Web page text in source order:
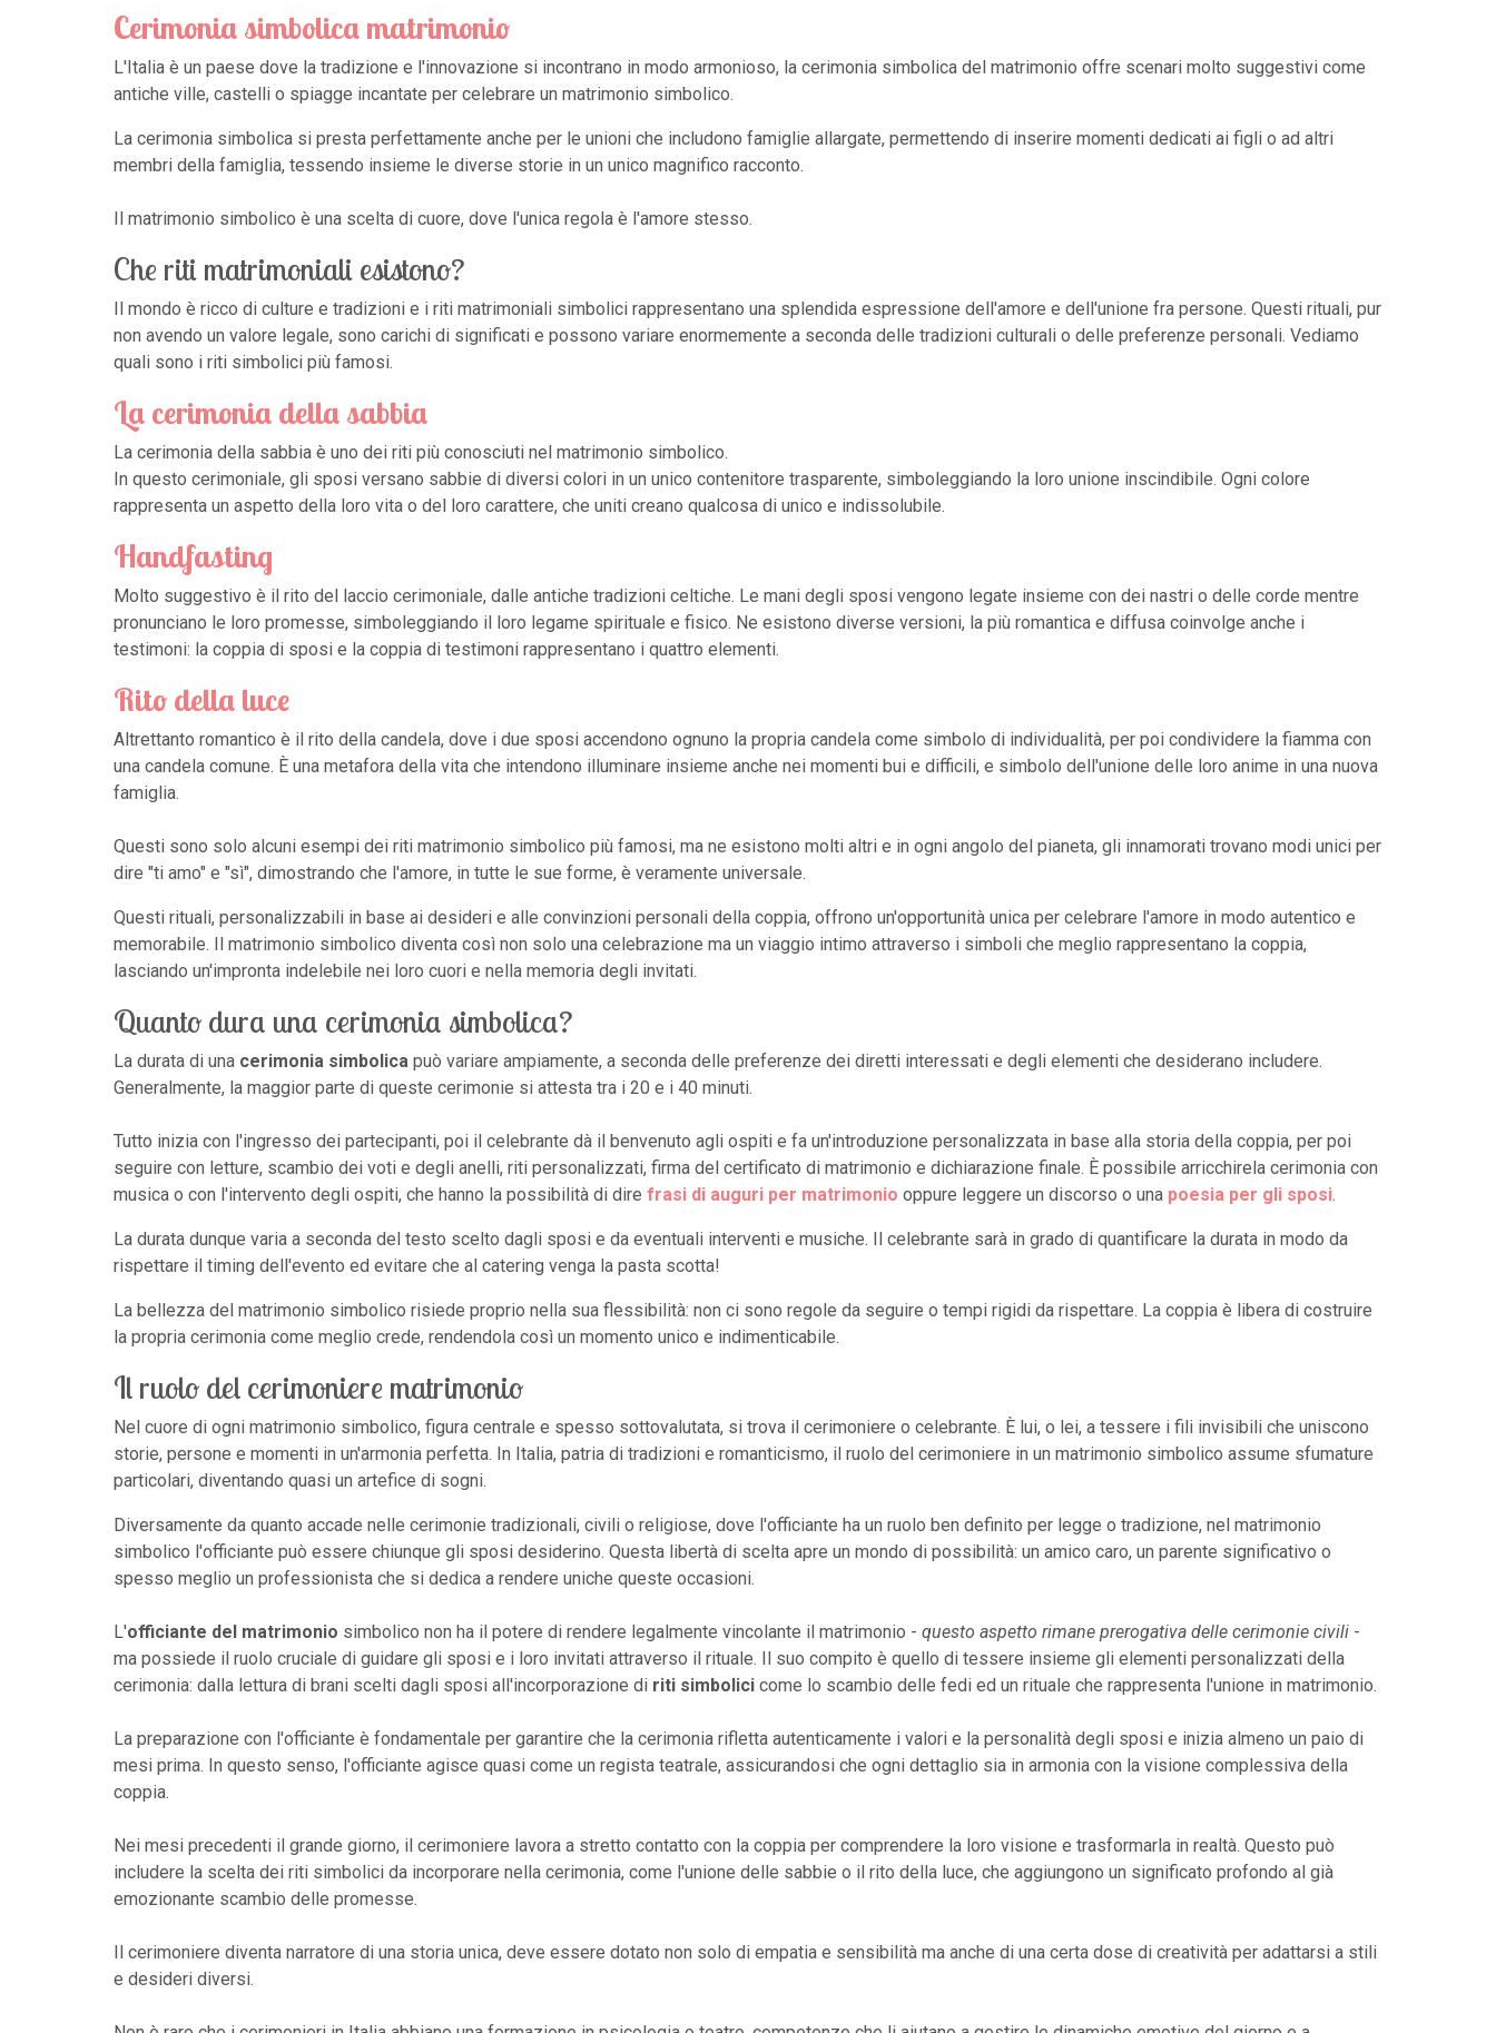
Cerimonia simbolica matrimonio
L'Italia è un paese dove la tradizione e l'innovazione si incontrano in modo armonioso, la cerimonia simbolica del matrimonio offre scenari molto suggestivi come
antiche ville, castelli o spiagge incantate per celebrare un matrimonio simbolico.
La cerimonia simbolica si presta perfettamente anche per le unioni che includono famiglie allargate, permettendo di inserire momenti dedicati ai figli o ad altri
membri della famiglia, tessendo insieme le diverse storie in un unico magnifico racconto.
Il matrimonio simbolico è una scelta di cuore, dove l'unica regola è l'amore stesso.
Che riti matrimoniali esistono?
Il mondo è ricco di culture e tradizioni e i riti matrimoniali simbolici rappresentano una splendida espressione dell'amore e dell'unione fra persone. Questi rituali, pur
non avendo un valore legale, sono carichi di significati e possono variare enormemente a seconda delle tradizioni culturali o delle preferenze personali. Vediamo
quali sono i riti simbolici più famosi.
La cerimonia della sabbia
La cerimonia della sabbia è uno dei riti più conosciuti nel matrimonio simbolico.
In questo cerimoniale, gli sposi versano sabbie di diversi colori in un unico contenitore trasparente, simboleggiando la loro unione inscindibile. Ogni colore
rappresenta un aspetto della loro vita o del loro carattere, che uniti creano qualcosa di unico e indissolubile.
Handfasting
Molto suggestivo è il rito del laccio cerimoniale, dalle antiche tradizioni celtiche. Le mani degli sposi vengono legate insieme con dei nastri o delle corde mentre
pronunciano le loro promesse, simboleggiando il loro legame spirituale e fisico. Ne esistono diverse versioni, la più romantica e diffusa coinvolge anche i
testimoni: la coppia di sposi e la coppia di testimoni rappresentano i quattro elementi.
Rito della luce
Altrettanto romantico è il rito della candela, dove i due sposi accendono ognuno la propria candela come simbolo di individualità, per poi condividere la fiamma con
una candela comune. È una metafora della vita che intendono illuminare insieme anche nei momenti bui e difficili, e simbolo dell'unione delle loro anime in una nuova
famiglia.
Questi sono solo alcuni esempi dei riti matrimonio simbolico più famosi, ma ne esistono molti altri e in ogni angolo del pianeta, gli innamorati trovano modi unici per
dire "ti amo" e "sì", dimostrando che l'amore, in tutte le sue forme, è veramente universale.
Questi rituali, personalizzabili in base ai desideri e alle convinzioni personali della coppia, offrono un'opportunità unica per celebrare l'amore in modo autentico e
memorabile. Il matrimonio simbolico diventa così non solo una celebrazione ma un viaggio intimo attraverso i simboli che meglio rappresentano la coppia,
lasciando un'impronta indelebile nei loro cuori e nella memoria degli invitati.
Quanto dura una cerimonia simbolica?
La durata di una cerimonia simbolica può variare ampiamente, a seconda delle preferenze dei diretti interessati e degli elementi che desiderano includere.
Generalmente, la maggior parte di queste cerimonie si attesta tra i 20 e i 40 minuti.
Tutto inizia con l'ingresso dei partecipanti, poi il celebrante dà il benvenuto agli ospiti e fa un'introduzione personalizzata in base alla storia della coppia, per poi
seguire con letture, scambio dei voti e degli anelli, riti personalizzati, firma del certificato di matrimonio e dichiarazione finale. È possibile arricchirela cerimonia con
musica o con l'intervento degli ospiti, che hanno la possibilità di dire frasi di auguri per matrimonio oppure leggere un discorso o una poesia per gli sposi.
La durata dunque varia a seconda del testo scelto dagli sposi e da eventuali interventi e musiche. Il celebrante sarà in grado di quantificare la durata in modo da
rispettare il timing dell'evento ed evitare che al catering venga la pasta scotta!
La bellezza del matrimonio simbolico risiede proprio nella sua flessibilità: non ci sono regole da seguire o tempi rigidi da rispettare. La coppia è libera di costruire
la propria cerimonia come meglio crede, rendendola così un momento unico e indimenticabile.
Il ruolo del cerimoniere matrimonio
Nel cuore di ogni matrimonio simbolico, figura centrale e spesso sottovalutata, si trova il cerimoniere o celebrante. È lui, o lei, a tessere i fili invisibili che uniscono
storie, persone e momenti in un'armonia perfetta. In Italia, patria di tradizioni e romanticismo, il ruolo del cerimoniere in un matrimonio simbolico assume sfumature
particolari, diventando quasi un artefice di sogni.
Diversamente da quanto accade nelle cerimonie tradizionali, civili o religiose, dove l'officiante ha un ruolo ben definito per legge o tradizione, nel matrimonio
simbolico l'officiante può essere chiunque gli sposi desiderino. Questa libertà di scelta apre un mondo di possibilità: un amico caro, un parente significativo o
spesso meglio un professionista che si dedica a rendere uniche queste occasioni.
L'officiante del matrimonio simbolico non ha il potere di rendere legalmente vincolante il matrimonio - questo aspetto rimane prerogativa delle cerimonie civili -
ma possiede il ruolo cruciale di guidare gli sposi e i loro invitati attraverso il rituale. Il suo compito è quello di tessere insieme gli elementi personalizzati della
cerimonia: dalla lettura di brani scelti dagli sposi all'incorporazione di riti simbolici come lo scambio delle fedi ed un rituale che rappresenta l'unione in matrimonio.
La preparazione con l'officiante è fondamentale per garantire che la cerimonia rifletta autenticamente i valori e la personalità degli sposi e inizia almeno un paio di
mesi prima. In questo senso, l'officiante agisce quasi come un regista teatrale, assicurandosi che ogni dettaglio sia in armonia con la visione complessiva della
coppia.
Nei mesi precedenti il grande giorno, il cerimoniere lavora a stretto contatto con la coppia per comprendere la loro visione e trasformarla in realtà. Questo può
includere la scelta dei riti simbolici da incorporare nella cerimonia, come l'unione delle sabbie o il rito della luce, che aggiungono un significato profondo al già
emozionante scambio delle promesse.
Il cerimoniere diventa narratore di una storia unica, deve essere dotato non solo di empatia e sensibilità ma anche di una certa dose di creatività per adattarsi a stili
e desideri diversi.